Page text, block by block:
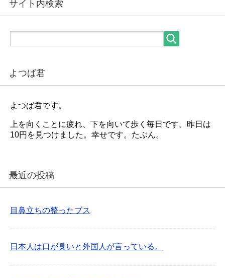
サイト内検索
よつば君
よつば君です。
上を向くことに疲れ、下を向いて歩く毎日です。昨日は
10円を見つけました。幸せです。たぶん。
最近の投稿
目鼻立ちの整ったブス
日本人は口が臭いと外国人が言っている。